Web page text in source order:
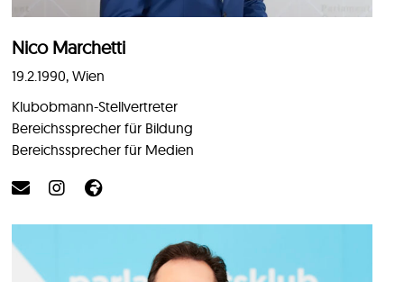
Nico Marchetti
19.2.1990, Wien
Klubobmann-Stellvertreter
Bereichssprecher für Bildung
Bereichssprecher für Medien